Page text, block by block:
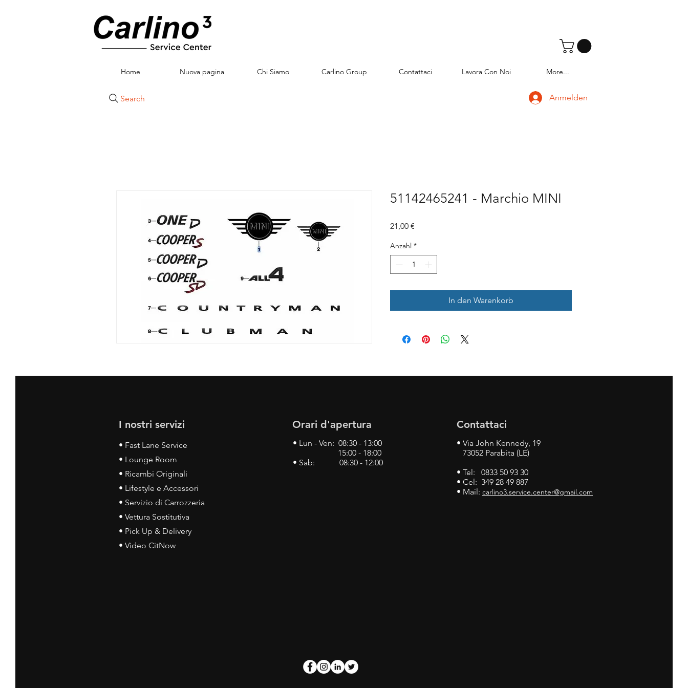
Home Nuova pagina Chi Siamo Carlino Group Contattaci Lavora Con Noi More...
Search Anmelden
51142465241 - Marchio MINI
21,00 €
Anzahl *
In den Warenkorb
I nostri servizi
• Fast Lane Service
• Lounge Room
• Ricambi Originali
• Lifestyle e Accessori
• Servizio di Carrozzeria
• Vettura Sostitutiva
• Pick Up & Delivery
• Video CitNow
Orari d'apertura
• Lun - Ven: 08:30 - 13:00
15:00 - 18:00
• Sab: 08:30 - 12:00
Contattaci
• Via John Kennedy, 19
73052 Parabita (LE)
• Tel: 0833 50 93 30
• Cel: 349 28 49 887
• Mail: carlino3.service.center@gmail.com